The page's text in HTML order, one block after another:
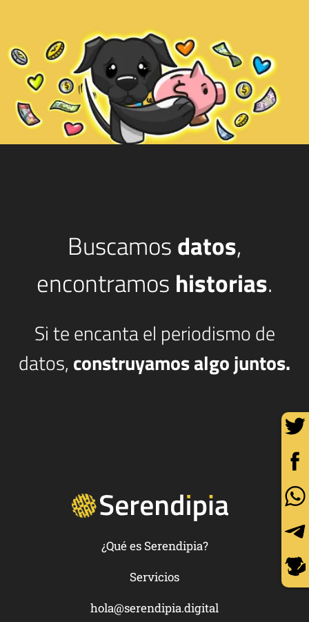
Buscamosdatos,
encontramos historias.
Si te encanta el periodismo de
datos, construyamos algo juntos.
¿Qué es Serendipia?
Servicios
hola@serendipia.digital